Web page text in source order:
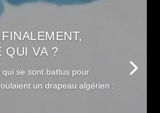
QUI VA ?
qui se sont battus pour
un drapeau algérien :